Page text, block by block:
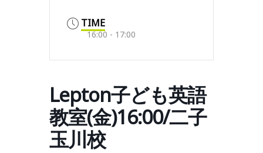
TIME
16:00 - 17:00
Lepton子ども英語
教室(金)16:00/二子
玉川校